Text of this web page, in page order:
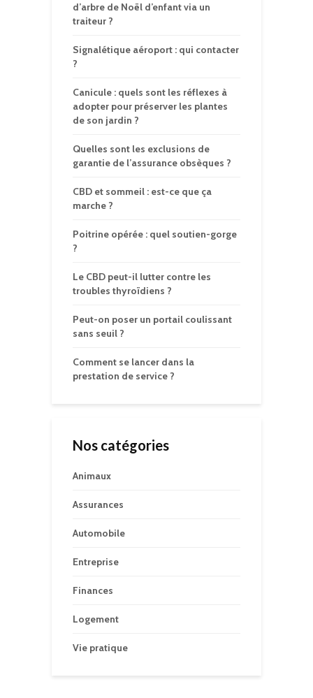
d’arbre de Noël d’enfant via un
traiteur ?
Signalétique aéroport : qui contacter
?
Canicule : quels sont les réflexes à
adopter pour préserver les plantes
de son jardin ?
Quelles sont les exclusions de
garantie de l’assurance obsèques ?
CBD et sommeil : est-ce que ça
marche ?
Poitrine opérée : quel soutien-gorge
?
Le CBD peut-il lutter contre les
troubles thyroïdiens ?
Peut-on poser un portail coulissant
sans seuil ?
Comment se lancer dans la
prestation de service ?
Nos catégories
Animaux
Assurances
Automobile
Entreprise
Finances
Logement
Vie pratique